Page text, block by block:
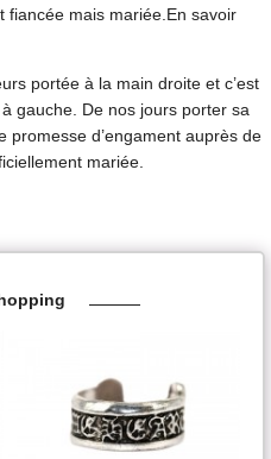
fiancée mais mariée.En savoir
portée à la main droite et c’est
gauche. De nos jours porter sa
d’engament auprès de
mariée.